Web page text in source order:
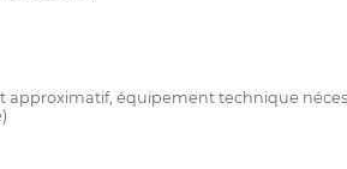
équipement technique